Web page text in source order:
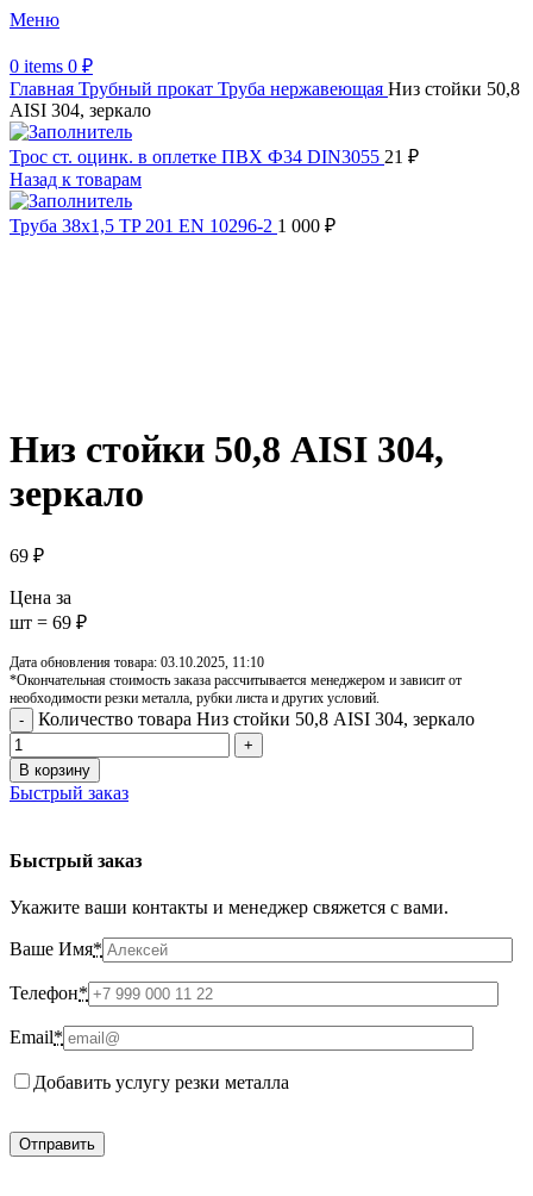
Меню
0 items 0 ₽
Главная Трубный прокат Труба нержавеющая Низ стойки 50,8
AISI 304, зеркало
Трос ст. оцинк. в оплетке ПВХ Ф34 DIN3055 21 ₽
Назад к товарам
Труба 38х1,5 TP 201 EN 10296-2 1 000 ₽
Низ стойки 50,8 AISI 304,
зеркало
69 ₽
Цена за
шт = 69 ₽
Дата обновления товара: 03.10.2025, 11:10
*Окончательная стоимость заказа рассчитывается менеджером и зависит от
необходимости резки металла, рубки листа и других условий.
Количество товара Низ стойки 50,8 AISI 304, зеркало
В корзину
Быстрый заказ
Быстрый заказ
Укажите ваши контакты и менеджер свяжется с вами.
Ваше Имя*
Телефон*
Email*
Добавить услугу резки металла